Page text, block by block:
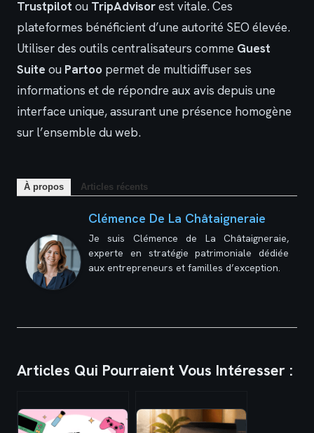
Trustpilot ou TripAdvisorest vitale. Ces
plateformes bénéficient d’une autorité SEO élevée.
Utiliser des outils centralisateurs comme Guest
Suite ou Partoo permet de multidiffuser ses
informations et de répondre aux avis depuis une
interface unique, assurant une présence homogène
sur l’ensemble du web.
À propos Articles récents
Clémence De La Châtaigneraie
Je suis Clémence de La Châtaigneraie,
experte en stratégie patrimoniale dédiée
aux entrepreneurs et familles d’exception.
Articles Qui Pourraient Vous Intéresser :